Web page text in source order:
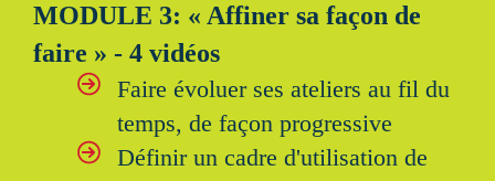
MODULE 3: « Affiner sa façon de
faire » - 4 vidéos
Faire évoluer ses ateliers au fil du
temps, de façon progressive
Définir un cadre d'utilisation de